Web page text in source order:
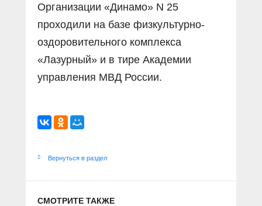
Организации «Динамо» N 25
проходили на базе физкультурно-
оздоровительного комплекса
«Лазурный» и в тире Академии
управления МВД России.
Вернуться в раздел
СМОТРИТЕ ТАКЖЕ